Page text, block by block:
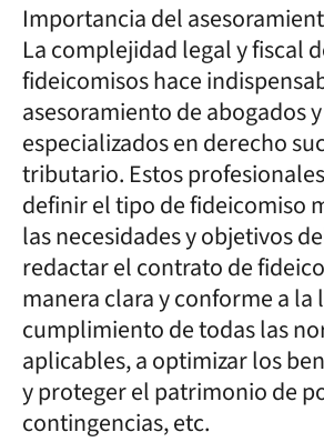
Importancia del
La complejidad legal y fiscal
fideicomisos hace
asesoramiento de abogados
especializados en derecho
tributario. Estos
definir el tipo de fideicomiso
las necesidades y objetivos
redactar el contrato de
manera clara y conforme a la
cumplimiento de todas las
aplicables, a optimizar los
y proteger el patrimonio de
contingencias, etc.